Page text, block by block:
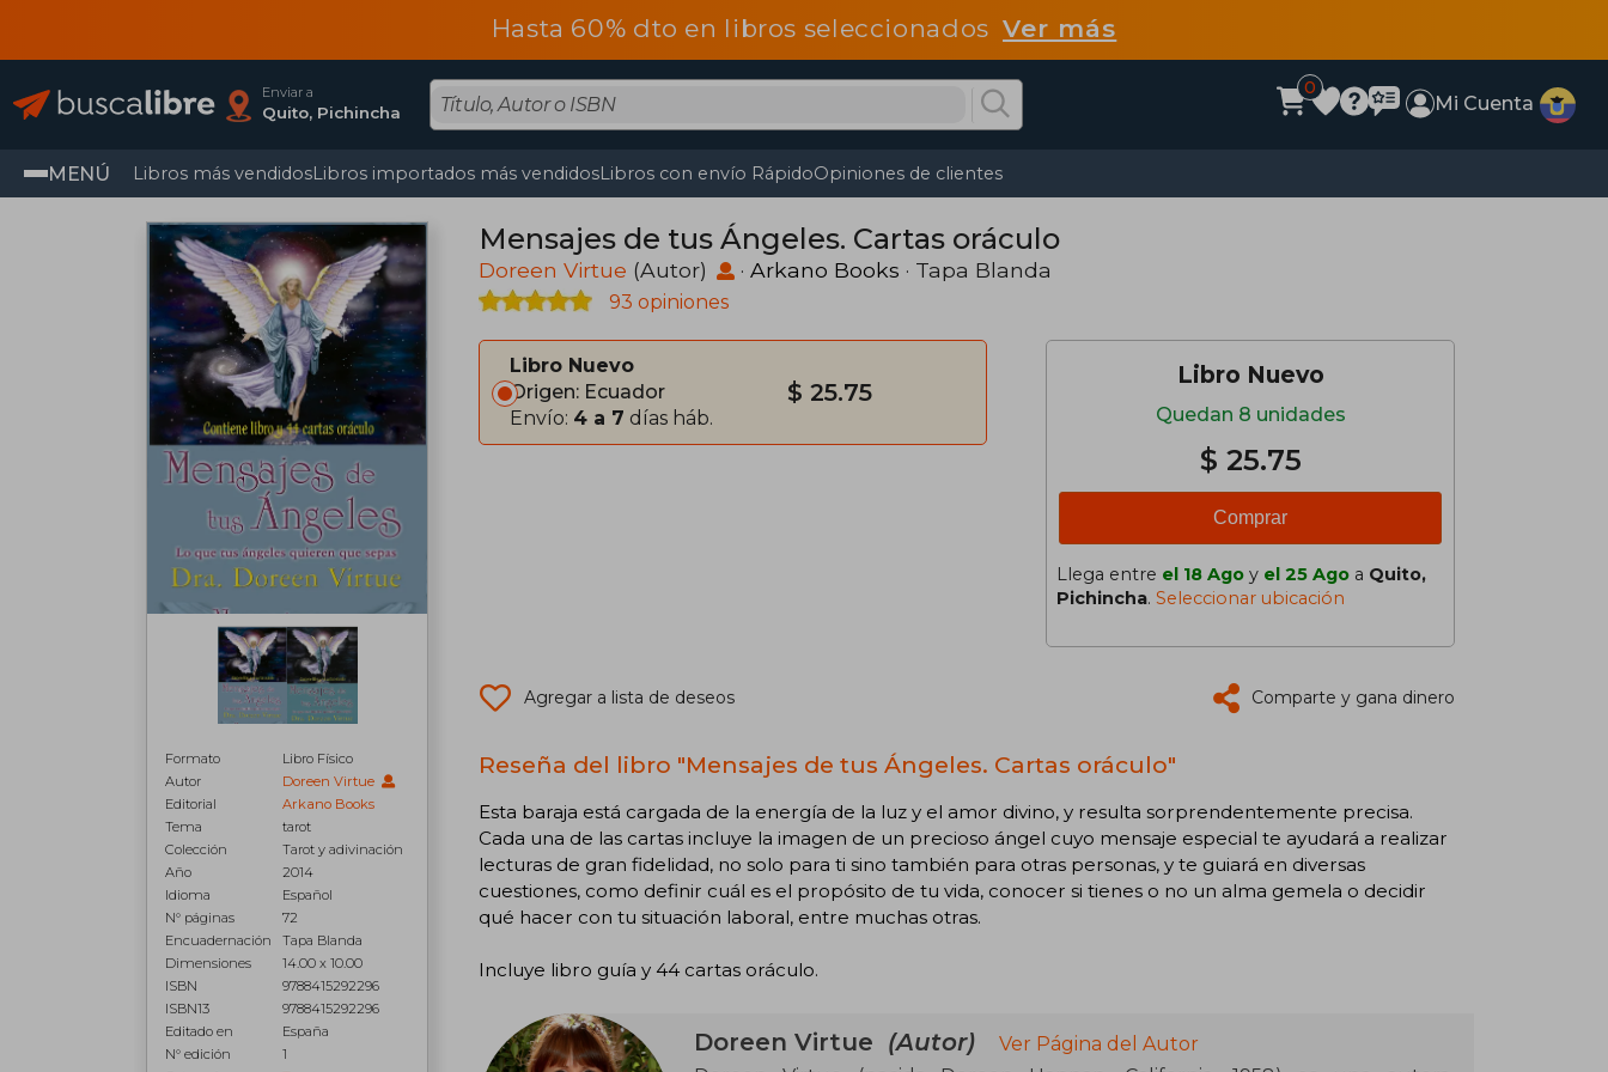
Hasta 60% dto en libros seleccionadosVer más
Enviar a
Quito, Pichincha
0
Mi Cuenta
MENÚ Libros más vendidosLibros importados más vendidosLibros con envío RápidoOpiniones de clientes
Formato
Libro Físico
Autor
Doreen Virtue
Editorial
Arkano Books
Tema
tarot
Colección
Tarot y adivinación
Año
2014
Idioma
Español
N° páginas
72
Encuadernación
Tapa Blanda
Dimensiones
14.00 x 10.00
ISBN
9788415292296
ISBN13
9788415292296
Editado en
España
N° edición
1
Mensajes de tus Ángeles. Cartas oráculo
Doreen Virtue (Autor) · Arkano Books · Tapa Blanda
93 opiniones
Libro Nuevo
Origen: Ecuador
Envío: 4 a 7 días háb.
$ 25.75
Libro Nuevo
Quedan 8 unidades
$ 25.75
Comprar
Llega entre el 18 Ago y el 25 Ago a Quito,
Pichincha. Seleccionar ubicación
Agregar a lista de deseos Comparte y gana dinero
Reseña del libro "Mensajes de tus Ángeles. Cartas oráculo"
Esta baraja está cargada de la energía de la luz y el amor divino, y resulta sorprendentemente precisa.
Cada una de las cartas incluye la imagen de un precioso ángel cuyo mensaje especial te ayudará a realizar
lecturas de gran fidelidad, no solo para ti sino también para otras personas, y te guiará en diversas
cuestiones, como definir cuál es el propósito de tu vida, conocer si tienes o no un alma gemela o decidir
qué hacer con tu situación laboral, entre muchas otras.
Incluye libro guía y 44 cartas oráculo.
Doreen Virtue (Autor)
Ver Página del Autor